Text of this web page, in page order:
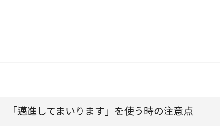
「邁進してまいります」を使う時の注意点